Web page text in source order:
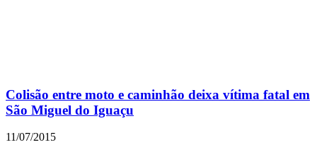
Colisão entre moto e caminhão deixa vítima fatal em
São Miguel do Iguaçu
11/07/2015